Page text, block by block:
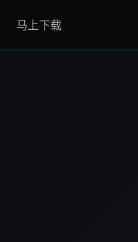
马上下载